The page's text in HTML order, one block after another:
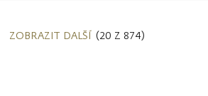
ZOBRAZIT DALŠÍ (20 Z 874)